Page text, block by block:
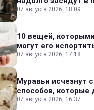
07 августа 2026, 18:09
10 вещей,
могут его
07 августа 2026, 17:18
Муравьи исчезнут
способов, которые
07 августа 2026, 16:37